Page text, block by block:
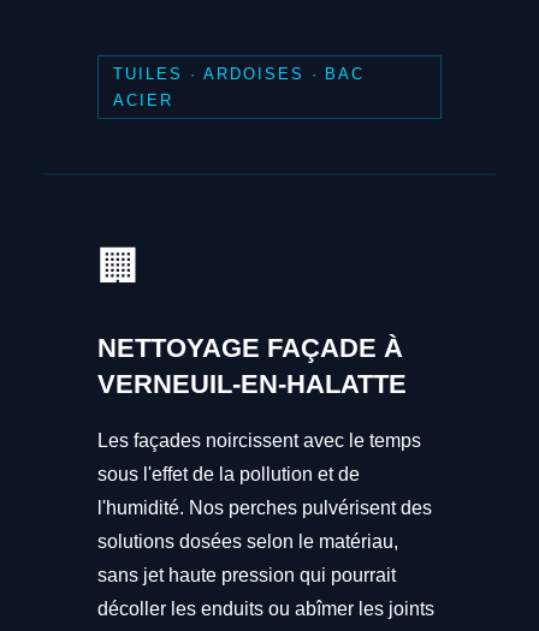
TUILES · ARDOISES · BAC
ACIER
🏢
NETTOYAGE FAÇADE À
VERNEUIL-EN-HALATTE
Les façades noircissent avec le temps
sous l'effet de la pollution et de
l'humidité. Nos perches pulvérisent des
solutions dosées selon le matériau,
sans jet haute pression qui pourrait
décoller les enduits ou abîmer les joints